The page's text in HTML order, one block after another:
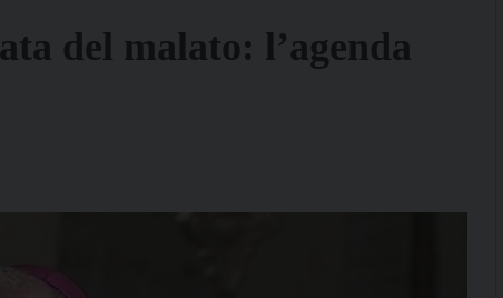
del malato: l’agenda